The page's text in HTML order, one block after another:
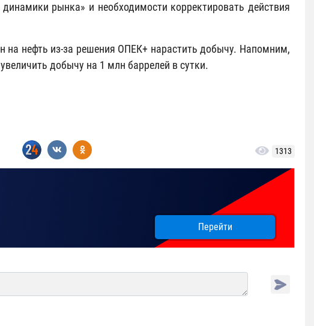
рынка» и необходимости корректировать действия
на нефть из-за решения ОПЕК+ нарастить добычу. Напомним,
добычу на 1 млн баррелей в сутки.
1313
Перейти